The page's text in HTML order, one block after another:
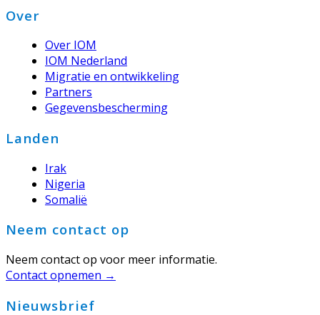
Footer
Over
Over IOM
IOM Nederland
Migratie en ontwikkeling
Partners
Gegevensbescherming
Landen
Irak
Nigeria
Somalië
Neem contact op
Neem contact op voor meer informatie.
Contact opnemen →
Nieuwsbrief